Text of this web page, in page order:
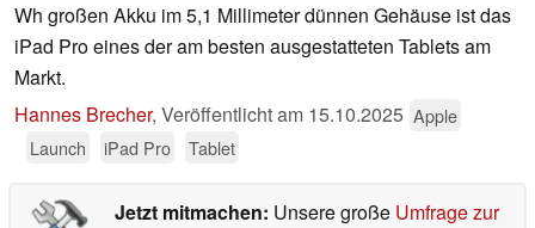
Wh großen Akku im 5,1 Millimeter dünnen Gehäuse ist das
iPad Pro eines der am besten ausgestatteten Tablets am
Markt.
Hannes Brecher, Veröffentlicht am 15.10.2025 Apple
Launch
iPad Pro Tablet
Jetzt mitmachen: Unsere große Umfrage zur